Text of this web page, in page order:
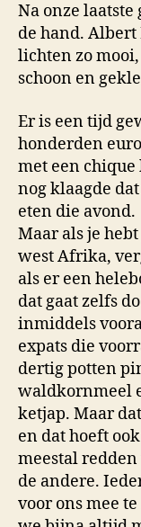
Na onze
de hand.
lichten zo
schoon en
Er is een tijd
honderden
met een chique
nog klaagde
eten die avond.
Maar als je
west Afrika,
als er een
dat gaat zelfs
inmiddels
expats die
dertig potten
waldkornmeel
ketjap. Maar
en dat hoeft
meestal
de andere.
voor ons mee